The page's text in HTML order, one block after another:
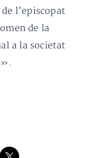
l’episcopat
de la
a la societat